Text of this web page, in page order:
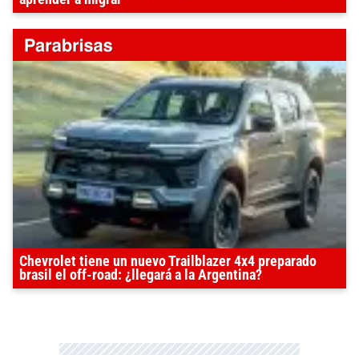
Chevrolet tiene un nuevo Trailblazer 4x4 preparado
brasil el off-road: ¿llegará a la Argentina?